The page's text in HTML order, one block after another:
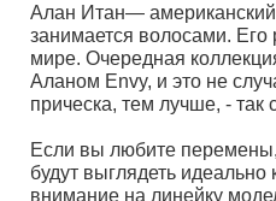
Алан Итан—
занимается волосами.
мире. Очередная
Аланом Envy, и это не
прическа, тем лучше, - так
Если вы любите
будут выглядеть
внимание на линейку